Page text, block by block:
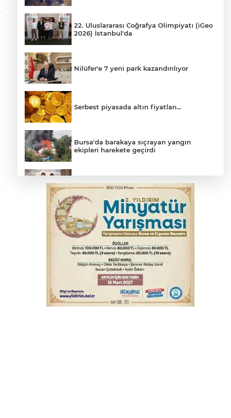
22. Uluslararası Coğrafya Olimpiyatı (iGeo
2026) İstanbul'da
Nilüfer'e 7 yeni park kazandırılıyor
Serbest piyasada altın fiyatları...
Bursa'da barakaya sıçrayan yangın
ekipleri harekete geçirdi
başladı
Yargıtay’dan primle çalışanlara müjde
Bursa’da bugün hava nasıl olacak?
Osmangazi’de iş arayanlara destek